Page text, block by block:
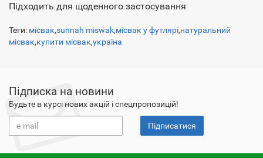
Підходить для щоденного застосування
Теги: місвак,sunnah miswak,місвак у футлярі,натуральний
місвак,купити місвак,україна
Підписка на новини
Будьте в курсі нових акцій і спецпропозицій!
Підписатися